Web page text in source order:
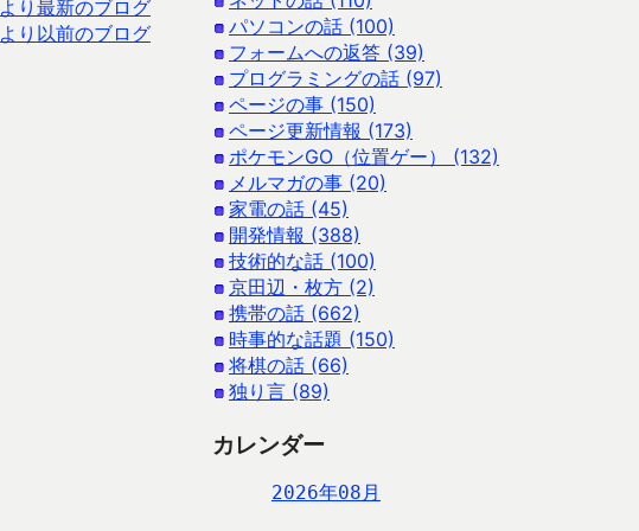
より最新のブログ
より以前のブログ
パソコンの話 (100)
フォームへの返答 (39)
プログラミングの話 (97)
ページの事 (150)
ページ更新情報 (173)
ポケモンGO（位置ゲー） (132)
メルマガの事 (20)
家電の話 (45)
開発情報 (388)
技術的な話 (100)
京田辺・枚方 (2)
携帯の話 (662)
時事的な話題 (150)
将棋の話 (66)
独り言 (89)
カレンダー
2026年08月